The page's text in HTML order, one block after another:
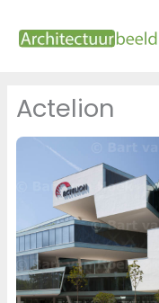
naar
Actelion